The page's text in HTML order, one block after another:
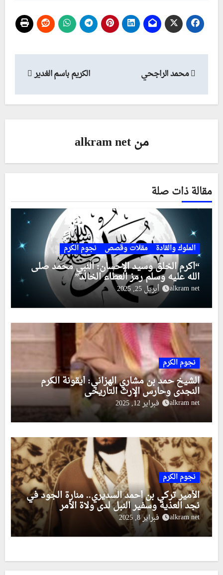
تصفّح
المقالات
محمد الراجحي الكريم باسم الغدير
منalkram net
مقالة ذات صلة
الملوك والقادة مقلات وقصص نجوم الكرم
“أكرم الخلق وسيد الإحسان: النبي محمد صلى
الله عليه وسلم رمز العطاء الخالد”
alkram net أبريل 25, 2025
نجوم الكرم
الشيخ حمد بن مشاري الهزاني: أيقونة الكرم
النجدي وحارس الإرث التاريخي
alkram net فبراير 12, 2025
نجوم الكرم
الأمير تركي بن أحمد السديري.. منارة الجود في
نجد العذية وسفير النبل لدى ولاة الأمر
alkram net فبراير 8, 2025